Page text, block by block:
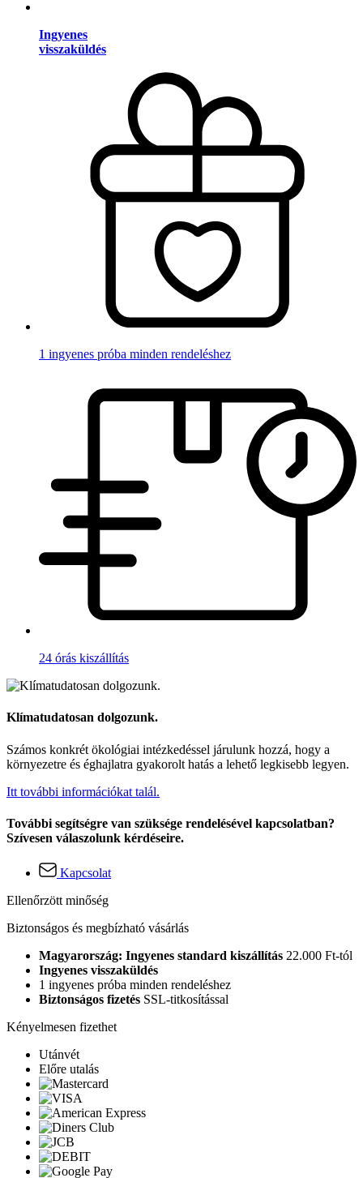
Ingyenes
visszaküldés
1 ingyenes próba minden rendeléshez
24 órás kiszállítás
Klímatudatosan dolgozunk.
Számos konkrét ökológiai intézkedéssel járulunk hozzá, hogy a
környezetre és éghajlatra gyakorolt hatás a lehető legkisebb legyen.
Itt további információkat talál.
További segítségre van szüksége rendelésével kapcsolatban?
Szívesen válaszolunk kérdéseire.
Kapcsolat
Ellenőrzött minőség
Biztonságos és megbízható vásárlás
Magyarország: Ingyenes standard kiszállítás 22.000 Ft-tól
Ingyenes visszaküldés
1 ingyenes próba minden rendeléshez
Biztonságos fizetés SSL-titkosítással
Kényelmesen fizethet
Utánvét
Előre utalás